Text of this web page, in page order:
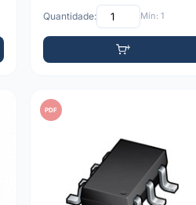
Quantidade: Mín: 1
PDF